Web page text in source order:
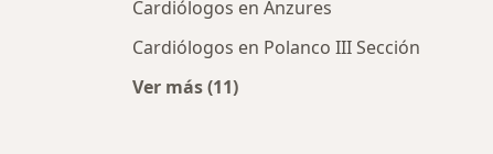
Cardiólogos en Anzures
Cardiólogos en Polanco III Sección
Ver más (11)